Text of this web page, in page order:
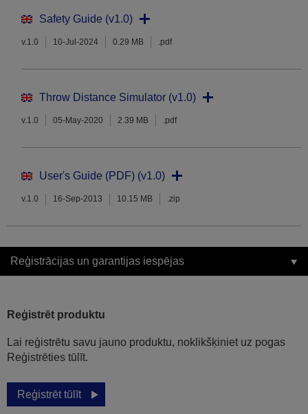
Safety Guide (v1.0)
v.1.0 10-Jul-2024 0.29 MB .pdf
Throw Distance Simulator (v1.0)
v.1.0 05-May-2020 2.39 MB .pdf
User's Guide (PDF) (v1.0)
v.1.0 16-Sep-2013 10.15 MB .zip
Reģistrācijas un garantijas iespējas
Reģistrēt produktu
Lai reģistrētu savu jauno produktu, noklikšķiniet uz pogas
Reģistrēties tūlīt.
Reģistrēt tūlīt